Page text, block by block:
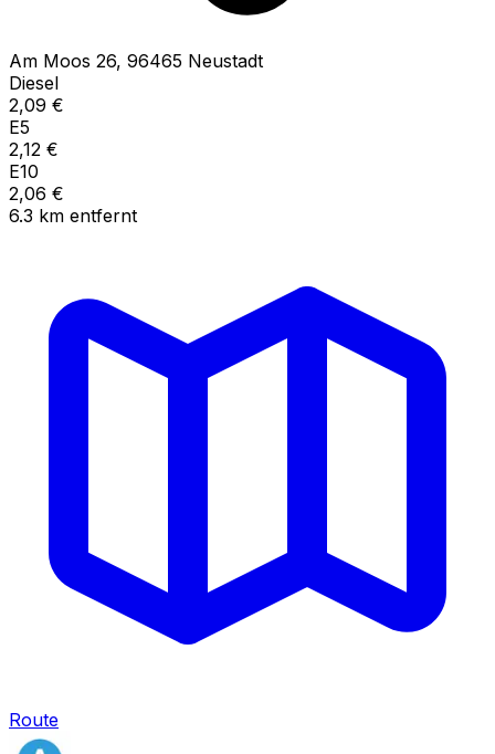
Am Moos 26, 96465 Neustadt
Diesel
2,09 €
E5
2,12 €
E10
2,06 €
6.3 km entfernt
Route